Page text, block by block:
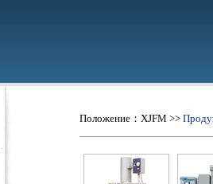
Положение： XJFM >>